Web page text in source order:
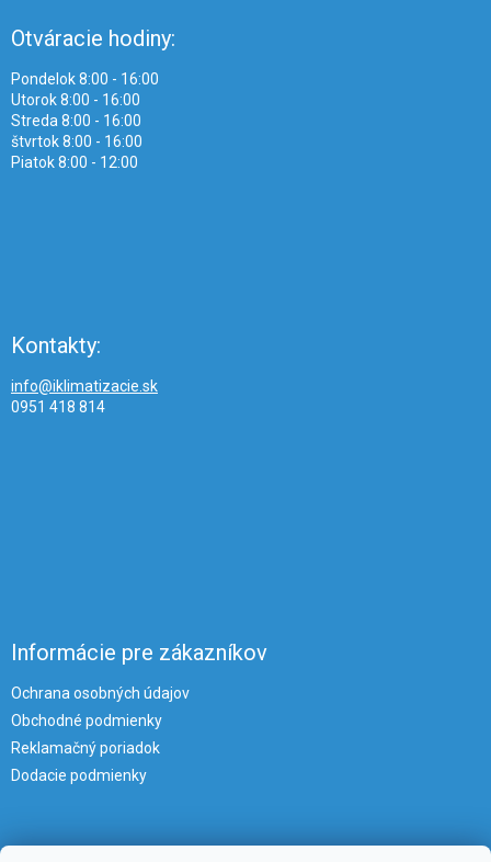
Otváracie hodiny:
Pondelok 8:00 - 16:00
Utorok 8:00 - 16:00
Streda 8:00 - 16:00
štvrtok 8:00 - 16:00
Piatok 8:00 - 12:00
Kontakty:
info@iklimatizacie.sk
0951 418 814
Informácie pre zákazníkov
Ochrana osobných údajov
Obchodné podmienky
Reklamačný poriadok
Dodacie podmienky